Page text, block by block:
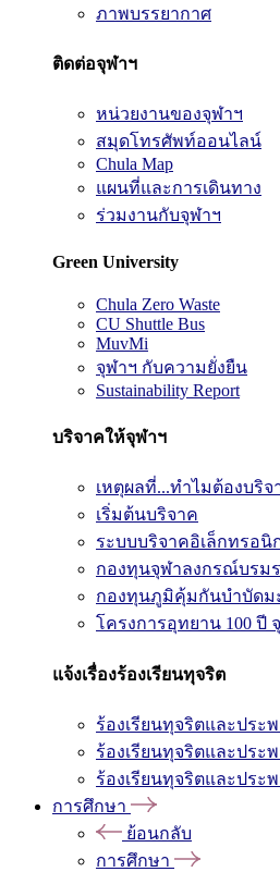
ภาพบรรยากาศ
ติดต่อจุฬาฯ
หน่วยงานของจุฬาฯ
สมุดโทรศัพท์ออนไลน์
Chula Map
แผนที่และการเดินทาง
ร่วมงานกับจุฬาฯ
Green University
Chula Zero Waste
CU Shuttle Bus
MuvMi
จุฬาฯ กับความยั่งยืน
Sustainability Report
บริจาคให้จุฬาฯ
เหตุผลที่...ทำไมต้องบริจ
เริ่มต้นบริจาค
ระบบบริจาคอิเล็กทรอนิ
กองทุนจุฬาลงกรณ์บรม
กองทุนภูมิคุ้มกันบำบัดม
โครงการอุทยาน 100 ปี
แจ้งเรื่องร้องเรียนทุจริต
ร้องเรียนทุจริตและประ
ร้องเรียนทุจริตและประ
ร้องเรียนทุจริตและประ
การศึกษา
ย้อนกลับ
การศึกษา